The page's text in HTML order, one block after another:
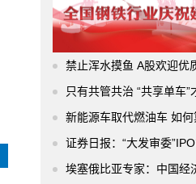
禁止浑水摸鱼 A股欢迎优质
只有共管共治 “共享单车”
新能源车取代燃油车 如
证券日报：“大发审委”IPO
埃塞俄比亚专家：中国经